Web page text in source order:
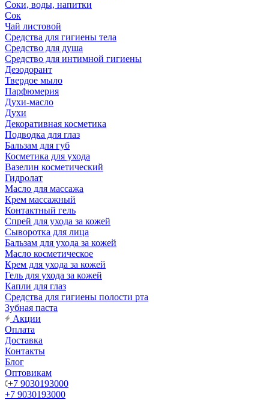
Соки, воды, напитки
Сок
Чай листовой
Средства для гигиены тела
Средство для душа
Средство для интимной гигиены
Дезодорант
Твердое мыло
Парфюмерия
Духи-масло
Духи
Декоративная косметика
Подводка для глаз
Бальзам для губ
Косметика для ухода
Вазелин косметический
Гидролат
Масло для массажа
Крем массажный
Контактный гель
Спрей для ухода за кожей
Сыворотка для лица
Бальзам для ухода за кожей
Масло косметическое
Крем для ухода за кожей
Гель для ухода за кожей
Капли для глаз
Средства для гигиены полости рта
Зубная паста
Акции
Оплата
Доставка
Контакты
Блог
Оптовикам
+7 9030193000
+7 9030193000